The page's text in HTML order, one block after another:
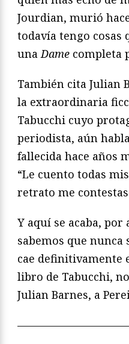
Jourdian, murió
todavía tengo cosas
una Dame completa
También cita Julian
la extraordinaria
Tabucchi cuyo
periodista, aún
fallecida hace años
“Le cuento todas
retrato me
Y aquí se acaba, por
sabemos que
cae definitivamente
libro de Tabucchi,
Julian Barnes, a